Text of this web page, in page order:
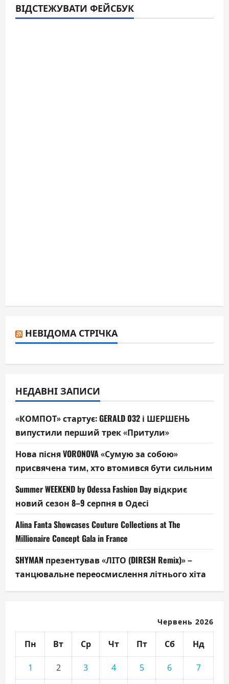
ВІДСТЕЖУВАТИ ФЕЙСБУК
НЕВІДОМА СТРІЧКА
НЕДАВНІ ЗАПИСИ
«КОМПОТ» стартує: GERALD 032 і ШЕРШЕНЬ
випустили перший трек «Притули»
Нова пісня VORONOVA «Сумую за собою»
присвячена тим, хто втомився бути сильним
Summer WEEKEND by Odessa Fashion Day відкриє
новий сезон 8–9 серпня в Одесі
Alina Fanta Showcases Couture Collections at The
Millionaire Concept Gala in France
SHYMAN презентував «ЛІТО (DIRESH Remix)» –
танцювальне переосмислення літнього хіта
Червень 2026
Пн Вт Ср Чт Пт Сб Нд
1 2 3 4 5 6 7